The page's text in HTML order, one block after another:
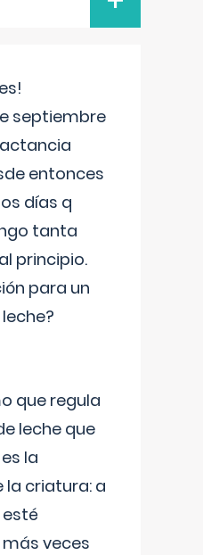
septiembre
entonces
días q
tanta
principio.
para un
que regula
leche que
la
la criatura: a
veces